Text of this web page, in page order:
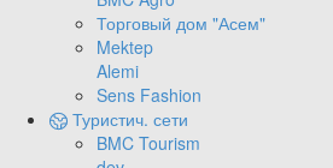
Торговый дом "Асем"
Mektep
Alemi
Sens Fashion
Туристич. сети
BMC Tourism